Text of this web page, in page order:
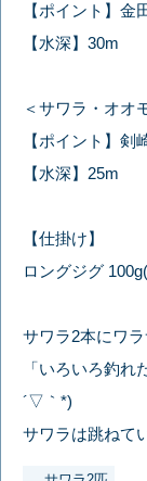
【ポイント】金
【水深】30m
＜サワラ・オオ
【ポイント】剣
【水深】25m
【仕掛け】
ロングジグ
サワラ2本にワ
「いろいろ釣
´▽｀*)
サワラは跳ねて